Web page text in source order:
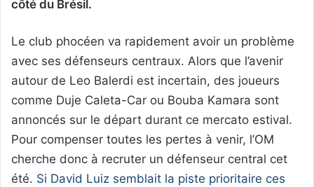
côté du Brésil.
Le club phocéen va rapidement avoir un problème
avec ses défenseurs centraux. Alors que l’avenir
autour de Leo Balerdi est incertain, des joueurs
comme Duje Caleta-Car ou Bouba Kamara sont
annoncés sur le départ durant ce mercato estival.
Pour compenser toutes les pertes à venir, l’OM
cherche donc à recruter un défenseur central cet
été. Si David Luiz semblait la piste prioritaire ces